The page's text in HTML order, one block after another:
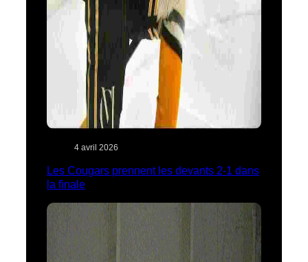
4 avril 2026
Les Cougars prennent les devants 2-1 dans
la finale